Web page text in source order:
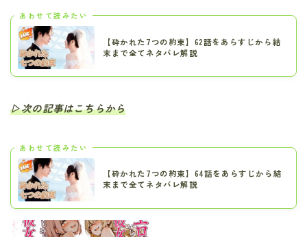
あわせて読みたい
【砕かれた7つの約束】62話をあらすじから結
末まで全てネタバレ解説
▷次の記事はこちらから
あわせて読みたい
【砕かれた7つの約束】64話をあらすじから結
末まで全てネタバレ解説